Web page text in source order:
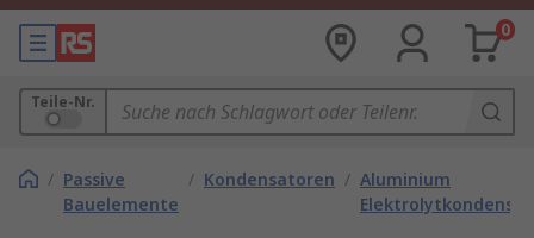
0
Teile-Nr.
/ Passive
Bauelemente
/ Kondensatoren / Aluminium